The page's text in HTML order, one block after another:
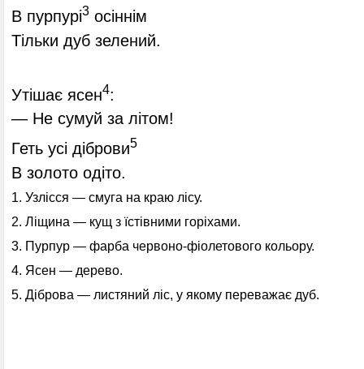
В пурпурі3 осіннім
Тільки дуб зелений.
Утішає ясен4:
— Не сумуй за літом!
Геть усі діброви5
В золото одіто.
1. Узлісся — смуга на краю лісу.
2. Ліщина — кущ з їстівними горіхами.
3. Пурпур — фарба червоно-фіолетового кольору.
4. Ясен — дерево.
5. Діброва — листяний ліс, у якому переважає дуб.